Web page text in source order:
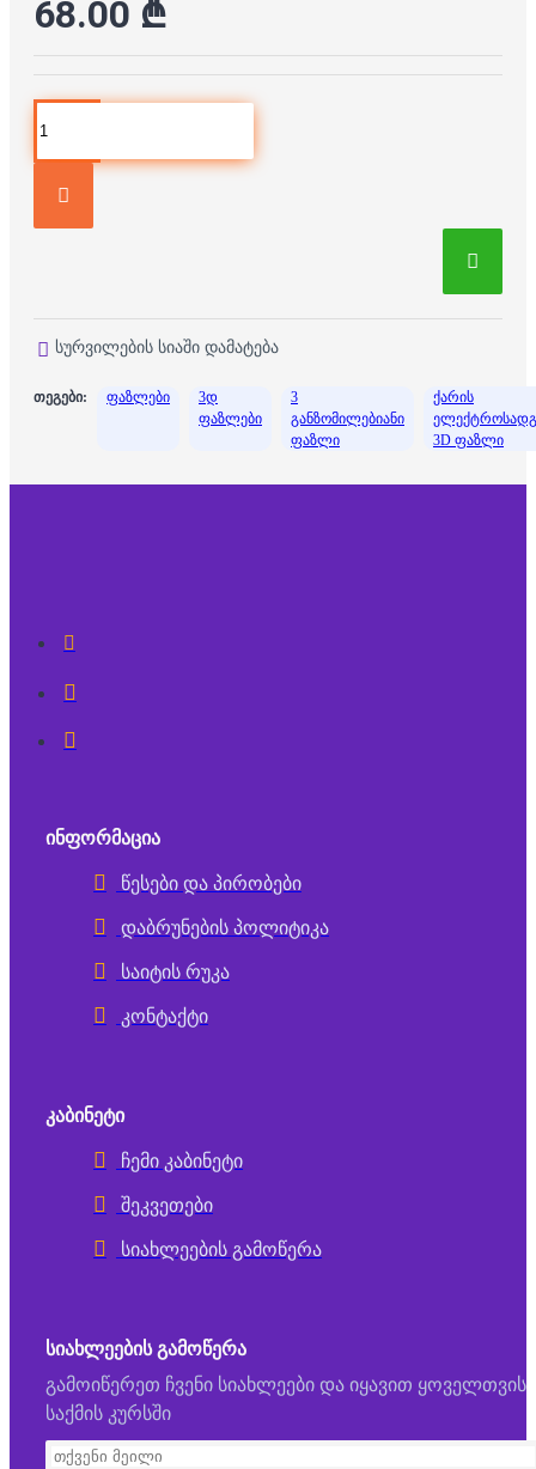
68.00 ₾
სურვილების სიაში დამატება
თეგები: ფაზლები
3დ
ფაზლები
3
განზომილებიანი
ფაზლი
ქარის
3D ფაზლი
ᲘᲜᲤᲝᲠᲛᲐᲪᲘᲐ
წესები და პირობები
დაბრუნების პოლიტიკა
საიტის რუკა
კონტაქტი
ᲙᲐᲑᲘᲜᲔᲢᲘ
ჩემი კაბინეტი
შეკვეთები
სიახლეების გამოწერა
ᲡᲘᲐᲮᲚᲔᲔᲑᲘᲡ ᲒᲐᲛᲝᲬᲔᲠᲐ
გამოიწერეთ ჩვენი სიახლეები და იყავით ყოველთვის
საქმის კურსში